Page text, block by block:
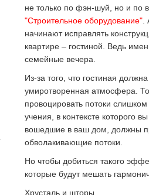
не только по фэн-шуй, но и по
"Строительное оборудование"
начинают исправлять
квартире – гостиной. Ведь
семейные вечера.
Из-за того, что гостиная
умиротворенная атмосфера.
провоцировать потоки
учения, в контексте которого
вошедшие в ваш дом, должны
обволакивающие потоки.
Но чтобы добиться такого
которые будут мешать
Хрусталь и шторы